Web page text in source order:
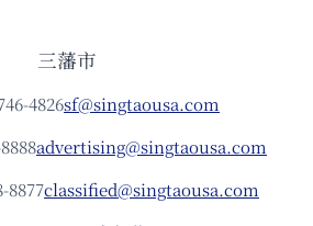
三藩市
4826sf@singtaousa.com
advertising@singtaousa.com
8877classified@singtaousa.com